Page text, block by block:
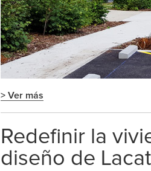
> Ver más
Redefinir la
diseño de